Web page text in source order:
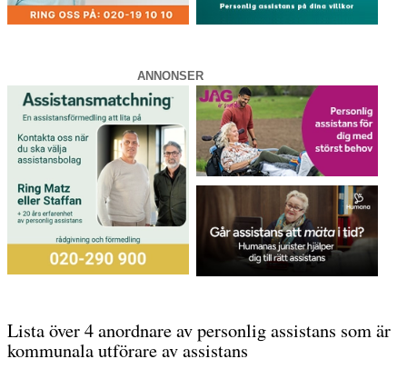
ANNONSER
Lista över 4 anordnare av personlig assistans som är
kommunala utförare av assistans